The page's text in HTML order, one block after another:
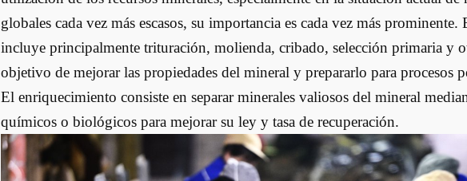
globales cada vez más escasos, su importancia es cada vez más prominente.
incluye principalmente trituración, molienda, cribado, selección primaria y
objetivo de mejorar las propiedades del mineral y prepararlo para procesos
El enriquecimiento consiste en separar minerales valiosos del mineral
químicos o biológicos para mejorar su ley y tasa de recuperación.